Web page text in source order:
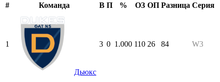
# Команда В П % ОЗ ОП Разница Серия
1
Дьюкс
3 0 1.000 110 26 84 W3